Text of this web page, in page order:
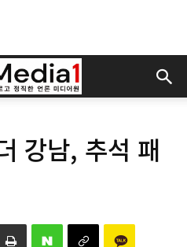
강남, 추석 패